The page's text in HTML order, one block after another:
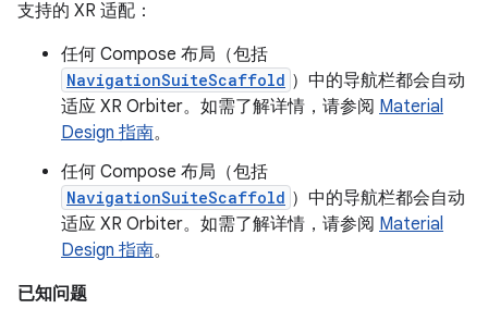
支持的 XR 适配：
任何 Compose 布局（包括
NavigationSuiteScaffold ）中的导航栏都会自动
适应 XR Orbiter。如需了解详情，请参阅 Material
Design 指南。
任何 Compose 布局（包括
NavigationSuiteScaffold ）中的导航栏都会自动
适应 XR Orbiter。如需了解详情，请参阅 Material
Design 指南。
已知问题